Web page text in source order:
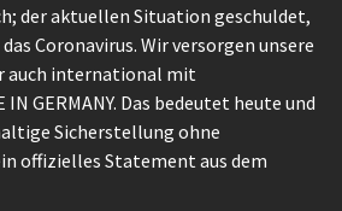
der aktuellen Situation geschuldet,
Coronavirus. Wir versorgen unsere
auch international mit
GERMANY. Das bedeutet heute und
Sicherstellung ohne
offizielles Statement aus dem